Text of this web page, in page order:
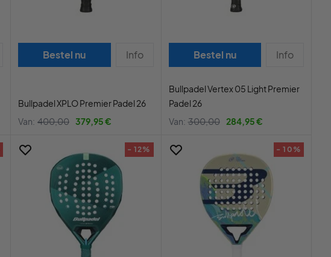
Bestel nu Info
Bullpadel XPLO Premier Padel 26
Van: 400,00 379,95 €
Bestel nu Info
Bullpadel Vertex 05 Light Premier
Padel 26
Van: 300,00 284,95 €
- 12% - 10%